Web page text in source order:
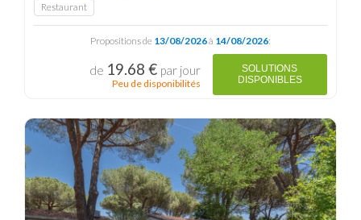
Restaurant
Propositions de 13/08/2026à 14/08/2026:
de 19.68 € par jour
Peu de disponibilités
SOLUTIONS
DISPONIBLES